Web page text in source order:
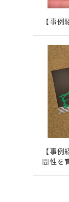
【事
【事
間性を